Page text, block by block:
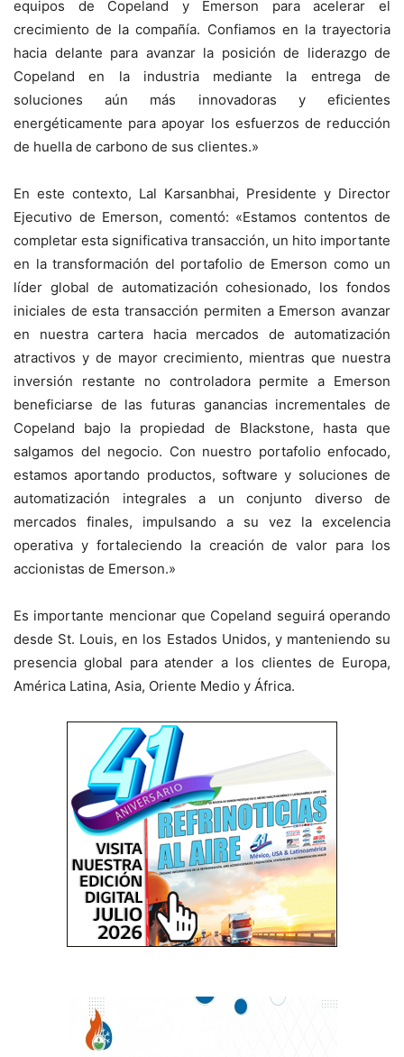
equipos de Copeland y Emerson para acelerar el
crecimiento de la compañía. Confiamos en la trayectoria
hacia delante para avanzar la posición de liderazgo de
Copeland en la industria mediante la entrega de
soluciones aún más innovadoras y eficientes
energéticamente para apoyar los esfuerzos de reducción
de huella de carbono de sus clientes.»
En este contexto, Lal Karsanbhai, Presidente y Director
Ejecutivo de Emerson, comentó: «Estamos contentos de
completar esta significativa transacción, un hito importante
en la transformación del portafolio de Emerson como un
líder global de automatización cohesionado, los fondos
iniciales de esta transacción permiten a Emerson avanzar
en nuestra cartera hacia mercados de automatización
atractivos y de mayor crecimiento, mientras que nuestra
inversión restante no controladora permite a Emerson
beneficiarse de las futuras ganancias incrementales de
Copeland bajo la propiedad de Blackstone, hasta que
salgamos del negocio. Con nuestro portafolio enfocado,
estamos aportando productos, software y soluciones de
automatización integrales a un conjunto diverso de
mercados finales, impulsando a su vez la excelencia
operativa y fortaleciendo la creación de valor para los
accionistas de Emerson.»
Es importante mencionar que Copeland seguirá operando
desde St. Louis, en los Estados Unidos, y manteniendo su
presencia global para atender a los clientes de Europa,
América Latina, Asia, Oriente Medio y África.